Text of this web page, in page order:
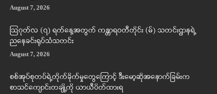
August 7, 2026
ဩဂုတ်လ (၇) ရက်နေ့အတွက် ကန္တာရဝတီတိုင်း (မ်) သတင်းဌာနရဲ့
ညနေခင်းရုပ်သံသတင်း
August 7, 2026
စစ်အုပ်စုတပ်ရဲ့တိုက်ခိုက်မှုတွေကြောင့် ဒီးမော့ဆိုအနောက်ခြမ်းက
စာသင်ကျောင်းတချို့ကို ယာယီပိတ်ထားရ